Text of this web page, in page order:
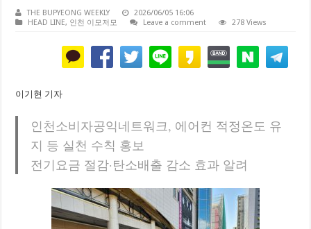
THE BUPYEONG WEEKLY
2026/06/05 16:06
HEAD LINE, 인천 이모저모 Leave a comment 278 Views
이기현 기자
인천소비자공익네트워크, 에어컨 적정온도 유
지 등 실천 수칙 홍보
전기요금 절감·탄소배출 감소 효과 알려